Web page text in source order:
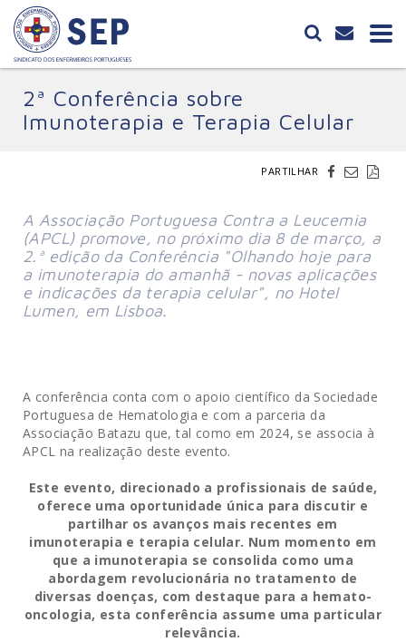
2ª Conferência sobre
Imunoterapia e Terapia Celular
PARTILHAR
A Associação Portuguesa Contra a Leucemia
(APCL) promove, no próximo dia 8 de março, a
2.ª edição da Conferência "Olhando hoje para
a imunoterapia do amanhã - novas aplicações
e indicações da terapia celular", no Hotel
Lumen, em Lisboa.
A conferência conta com o apoio científico da Sociedade
Portuguesa de Hematologia e com a parceria da
Associação Batazu que, tal como em 2024, se associa à
APCL na realização deste evento.
Este evento, direcionado a profissionais de saúde,
oferece uma oportunidade única para discutir e
partilhar os avanços mais recentes em
imunoterapia e terapia celular. Num momento em
que a imunoterapia se consolida como uma
abordagem revolucionária no tratamento de
diversas doenças, com destaque para a hemato-
oncologia, esta conferência assume uma particular
relevância.